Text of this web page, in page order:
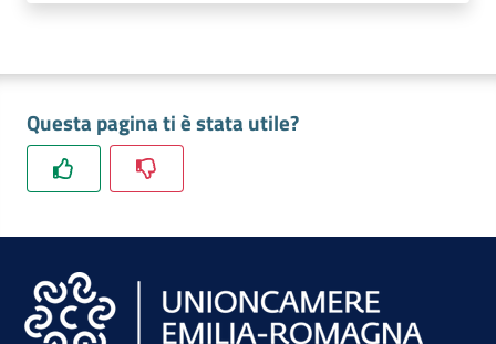
Promozione
Innovazione
delle
Imprese
Questa pagina ti è stata utile?